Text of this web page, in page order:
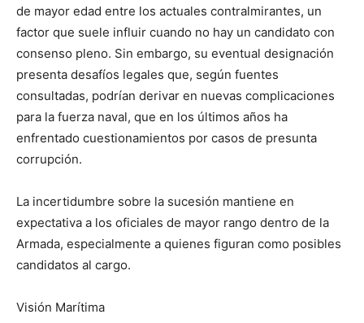
de mayor edad entre los actuales contralmirantes, un
factor que suele influir cuando no hay un candidato con
consenso pleno. Sin embargo, su eventual designación
presenta desafíos legales que, según fuentes
consultadas, podrían derivar en nuevas complicaciones
para la fuerza naval, que en los últimos años ha
enfrentado cuestionamientos por casos de presunta
corrupción.
La incertidumbre sobre la sucesión mantiene en
expectativa a los oficiales de mayor rango dentro de la
Armada, especialmente a quienes figuran como posibles
candidatos al cargo.
Visión Marítima